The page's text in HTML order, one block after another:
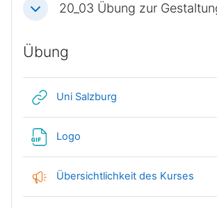
Einklappen20_03 Übung zur
Übung
Uni Salzburg
Logo
Übersichtlichkeit des Kurses